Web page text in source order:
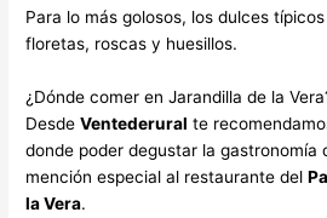
Para lo más golosos, los dulces
floretas, roscas y huesillos.
¿Dónde comer en Jarandilla de la
DesdeVentederural te
donde poder degustar la gastronomía
mención especial al restaurante del
la Vera.